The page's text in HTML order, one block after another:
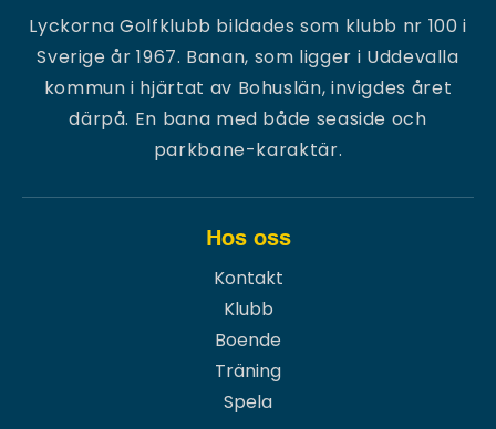
Lyckorna Golfklubb bildades som klubb nr 100 i
Sverige år 1967. Banan, som ligger i Uddevalla
kommun i hjärtat av Bohuslän, invigdes året
därpå. En bana med både seaside och
parkbane-karaktär.
Hos oss
Kontakt
Klubb
Boende
Träning
Spela